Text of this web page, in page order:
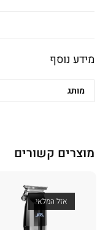
מידע נוסף
מותג
מוצרים קשורים
אזל המלאי